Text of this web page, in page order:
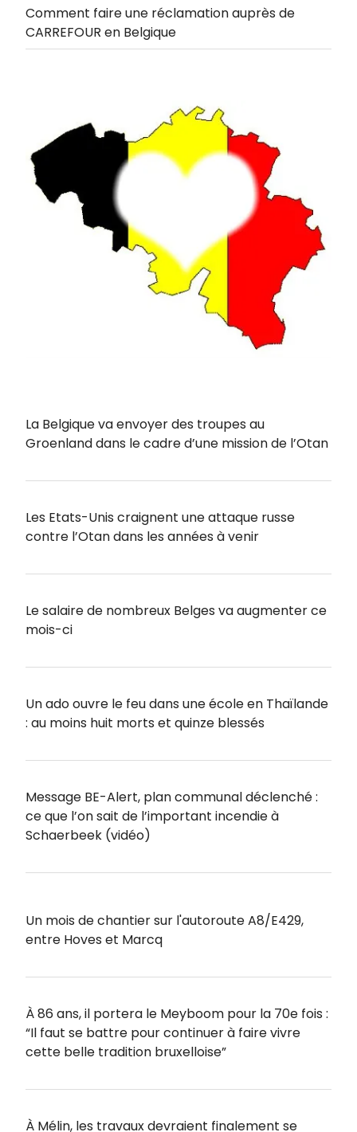
Comment faire une réclamation auprès de
CARREFOUR en Belgique
La Belgique va envoyer des troupes au
Groenland dans le cadre d’une mission de l’Otan
Les Etats-Unis craignent une attaque russe
contre l’Otan dans les années à venir
Le salaire de nombreux Belges va augmenter ce
mois-ci
Un ado ouvre le feu dans une école en Thaïlande
: au moins huit morts et quinze blessés
Message BE-Alert, plan communal déclenché :
ce que l’on sait de l’important incendie à
Schaerbeek (vidéo)
Un mois de chantier sur l'autoroute A8/E429,
entre Hoves et Marcq
À 86 ans, il portera le Meyboom pour la 70e fois :
“Il faut se battre pour continuer à faire vivre
cette belle tradition bruxelloise”
À Mélin, les travaux devraient finalement se